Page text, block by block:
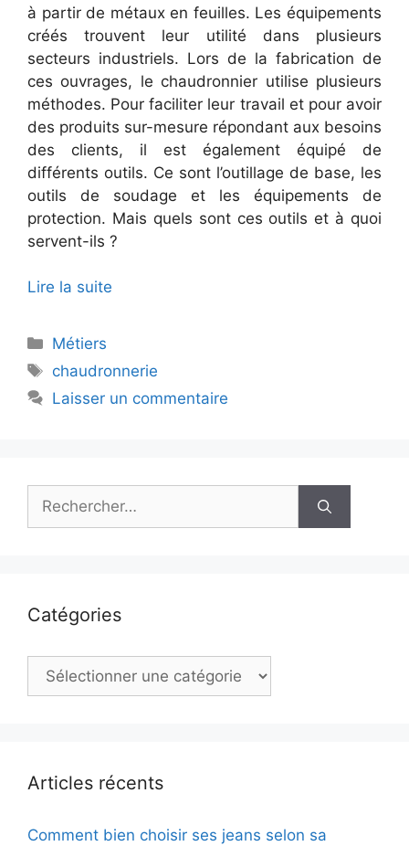
à partir de métaux en feuilles. Les équipements
créés trouvent leur utilité dans plusieurs
secteurs industriels. Lors de la fabrication de
ces ouvrages, le chaudronnier utilise plusieurs
méthodes. Pour faciliter leur travail et pour avoir
des produits sur-mesure répondant aux besoins
des clients, il est également équipé de
différents outils. Ce sont l’outillage de base, les
outils de soudage et les équipements de
protection. Mais quels sont ces outils et à quoi
servent-ils ?
Lire la suite
Catégories
Métiers
Étiquettes
chaudronnerie
Laisser un commentaire
Rechercher :
Catégories
Catégories
Articles récents
Comment bien choisir ses jeans selon sa